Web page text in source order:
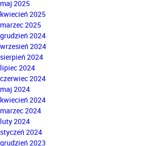
maj 2025
kwiecień 2025
marzec 2025
grudzień 2024
wrzesień 2024
sierpień 2024
lipiec 2024
czerwiec 2024
maj 2024
kwiecień 2024
marzec 2024
luty 2024
styczeń 2024
grudzień 2023